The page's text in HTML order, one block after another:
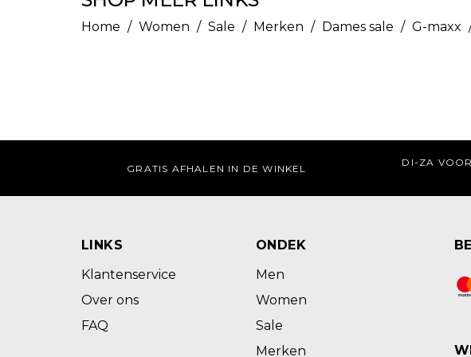
Home / Women / Sale / Merken / Dames sale / G-maxx
GRATIS AFHALEN IN DE WINKEL
DI-ZA
LINKS
Klantenservice
Over ons
FAQ
ONDEK
Men
Women
Sale
Merken